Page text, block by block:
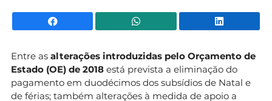
Facebook WhatsApp
Entre as alterações introduzidas pelo Orçamento de
Estado (OE) de 2018 está prevista a eliminação do
pagamento em duodécimos dos subsídios de Natal e
de férias; também alterações à medida de apoio a